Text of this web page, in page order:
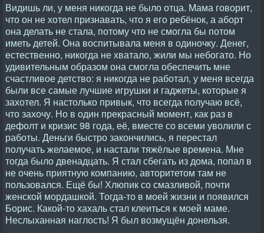
Видишь ли, у меня никогда не было отца. Мама говорит,
что он не хотел признавать, что я его ребёнок, а аборт
она делать не стала, потому что не смогла бы потом
иметь детей. Она воспитывала меня в одиночку. Денег,
естественно, никогда не хватало, жили мы небогато. Но
удивительным образом она смогла обеспечить мне
счастливое детство: я никогда не работал, у меня всегда
были все самые лучшие игрушки и гаджеты, которые я
захотел. Я настолько привык, что всегда получаю всё,
что захочу. Но в один прекрасный момент, как раз в
дефолт и кризис 98 года, её, вместе со всеми уволили с
работы. Деньги быстро закончились, я перестал
получать желаемое, и настали тяжёлые времена. Мне
тогда было двенадцать. Я стал сбегать из дома, попал в
не очень приятную компанию, авторитетом там не
пользовался. Ещё бы! Хлюпик со смазливой, почти
женской мордашкой. Тогда-то в моей жизни и появился
Борис. Какой-то хахаль стал клеиться к моей маме.
Неслыханная наглость! Я был возмущён донельзя.